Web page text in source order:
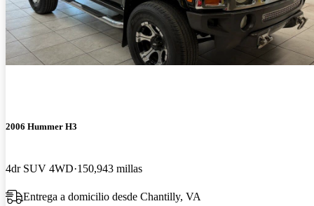
2006 Hummer H3
4dr SUV 4WD 150,943 millas
Entrega a domicilio desde Chantilly, VA